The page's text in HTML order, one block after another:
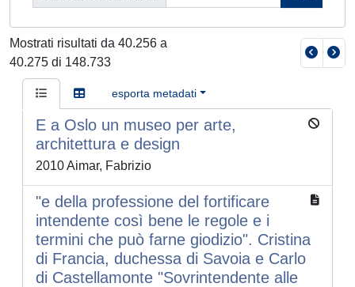
Mostrati risultati da 40.256 a
40.275 di 148.733
esporta metadati
E a Oslo un museo per arte,
architettura e design
2010 Aimar, Fabrizio
"e della professione del fortificare
intendente così bene le regole e i
termini che può farne giodizio". Cristina
di Francia, duchessa di Savoia e Carlo
di Castellamonte "Sovrintendente alle